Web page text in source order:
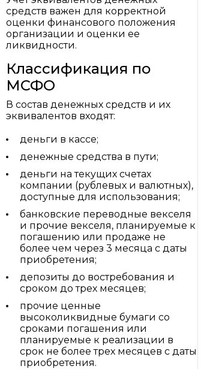
средств важен для корректной
оценки финансового положения
организации и оценки ее
ликвидности.
Классификация по
МСФО
В состав денежных средств и их
эквивалентов входят:
деньги в кассе;
денежные средства в пути;
деньги на текущих счетах
компании (рублевых и валютных),
доступные для использования;
банковские переводные векселя
и прочие векселя, планируемые к
погашению или продаже не
более чем через 3 месяца с даты
приобретения;
депозиты до востребования и
сроком до трех месяцев;
прочие ценные
высоколиквидные бумаги со
сроками погашения или
планируемые к реализации в
срок не более трех месяцев с даты
приобретения.